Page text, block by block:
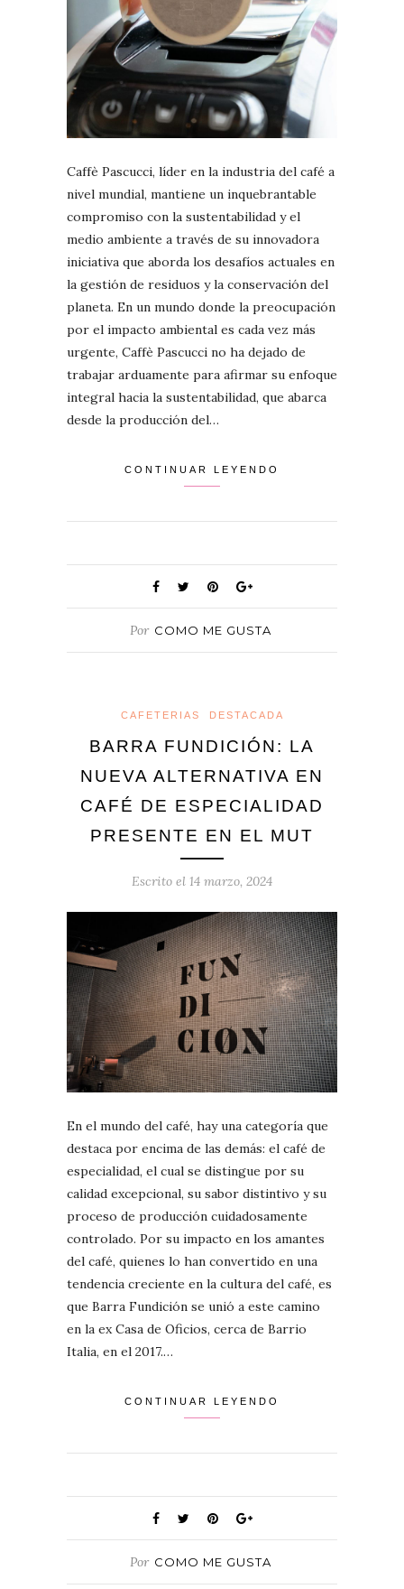
Caffè Pascucci, líder en la industria del café a
nivel mundial, mantiene un inquebrantable
compromiso con la sustentabilidad y el
medio ambiente a través de su innovadora
iniciativa que aborda los desafíos actuales en
la gestión de residuos y la conservación del
planeta. En un mundo donde la preocupación
por el impacto ambiental es cada vez más
urgente, Caffè Pascucci no ha dejado de
trabajar arduamente para afirmar su enfoque
integral hacia la sustentabilidad, que abarca
desde la producción del…
CONTINUAR LEYENDO
Por COMO ME GUSTA
CAFETERIAS DESTACADA
BARRA FUNDICIÓN: LA
NUEVA ALTERNATIVA EN
CAFÉ DE ESPECIALIDAD
PRESENTE EN EL MUT
Escrito el 14 marzo, 2024
En el mundo del café, hay una categoría que
destaca por encima de las demás: el café de
especialidad, el cual se distingue por su
calidad excepcional, su sabor distintivo y su
proceso de producción cuidadosamente
controlado. Por su impacto en los amantes
del café, quienes lo han convertido en una
tendencia creciente en la cultura del café, es
que Barra Fundición se unió a este camino
en la ex Casa de Oficios, cerca de Barrio
Italia, en el 2017.…
CONTINUAR LEYENDO
Por COMO ME GUSTA